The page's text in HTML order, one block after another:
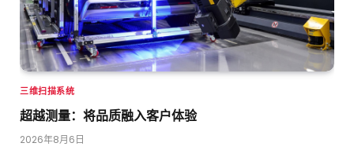
三维扫描系统
超越测量：将品质融入客户体验
2026年8月6日